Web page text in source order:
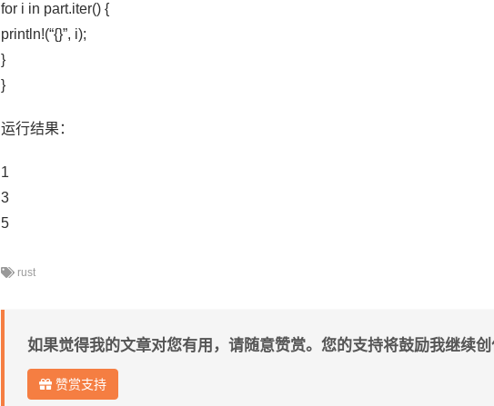
for i in part.iter() {
println!(“{}”, i);
}
}
运行结果：
1
3
5
rust
如果觉得我的文章对您有用，请随意赞赏。您的支持将鼓励我继续创
赞赏支持